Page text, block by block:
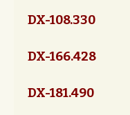
DX-108.330
DX-166.428
DX-181.490